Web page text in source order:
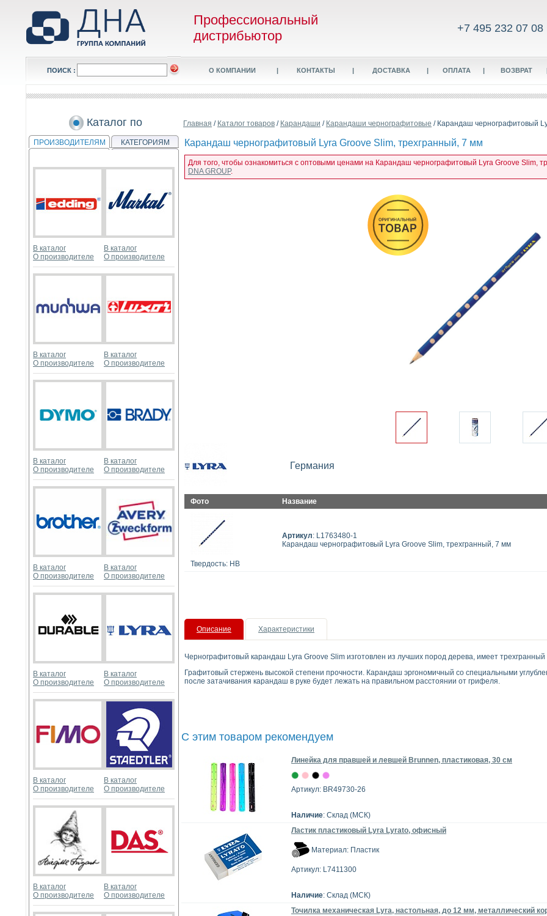
Профессиональный
дистрибьютор
+7 495 232 07 08
ПОИСК : О КОМПАНИИ | КОНТАКТЫ | ДОСТАВКА | ОПЛАТА | ВОЗВРАТ
Каталог по
ПРОИЗВОДИТЕЛЯМ КАТЕГОРИЯМ
В каталог
О производителе
В каталог
О производителе
В каталог
О производителе
В каталог
О производителе
В каталог
О производителе
В каталог
О производителе
В каталог
О производителе
В каталог
О производителе
В каталог
О производителе
В каталог
О производителе
В каталог
О производителе
В каталог
О производителе
В каталог
О производителе
В каталог
О производителе
Главная / Каталог товаров / Карандаши / Карандаши чернографитовые / Карандаш чернографитовый
Карандаш чернографитовый Lyra Groove Slim, трехгранный, 7 мм
Для того, чтобы ознакомиться с оптовыми ценами на Карандаш чернографитовый Lyra Groove Slim,
DNA GROUP.
Германия
Фото Название
Твердость: HB
Артикул: L1763480-1
Карандаш чернографитовый Lyra Groove Slim, трехгранный, 7 мм
Описание Характеристики
Чернографитовый карандаш Lyra Groove Slim изготовлен из лучших пород дерева, имеет трехгранный
Графитовый стержень высокой степени прочности. Карандаш эргономичный со специальными
после затачивания карандаш в руке будет лежать на правильном расстоянии от грифеля.
С этим товаром рекомендуем
Линейка для правшей и левшей Brunnen, пластиковая, 30 см
Артикул: BR49730-26
Наличие: Склад (МСК)
Ластик пластиковый Lyra Lyrato, офисный
Материал: Пластик
Артикул: L7411300
Наличие: Склад (МСК)
Точилка механическая Lyra, настольная, до 12 мм, металлический